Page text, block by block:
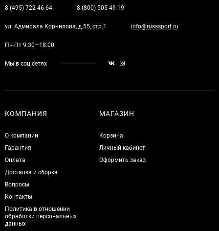
8 (495) 722-46-64 8 (800) 505-49-19
ул. Адмирала Корнилова, д.55, стр.1 info@russsport.ru
Пн-Пт 9:30—18:00
Мы в соц.сетях
КОМПАНИЯ
О компании
Гарантия
Оплата
Доставка и сборка
Вопросы
Контакты
Политика в отношении
обработки персональных
данных
МАГАЗИН
Корзина
Личный кабинет
Оформить заказ